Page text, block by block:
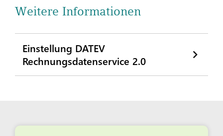
Weitere Informationen
Einstellung DATEV
Rechnungsdatenservice 2.0